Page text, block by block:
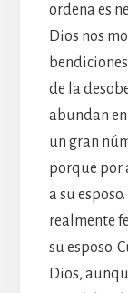
ordena es
Dios nos
de la
abundan
un gran
porque por
a su
realmente
su esposo.
Dios,